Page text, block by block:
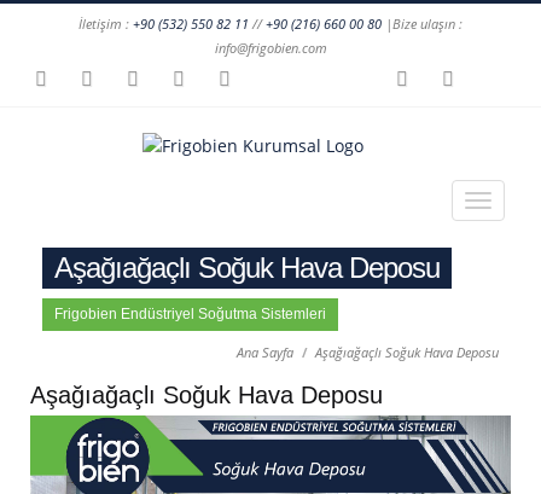
İletişim : +90 (532) 550 82 11 //+90 (216) 660 00 80 |Bize ulaşın :
info@frigobien.com
Aşağıağaçlı Soğuk Hava Deposu
Frigobien Endüstriyel Soğutma Sistemleri
Ana Sayfa Aşağıağaçlı Soğuk Hava Deposu
Aşağıağaçlı Soğuk Hava Deposu